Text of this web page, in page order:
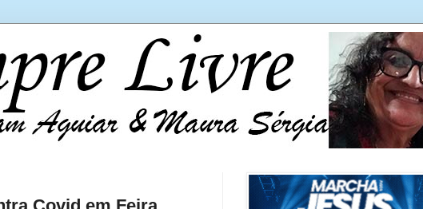
Covid em Feira